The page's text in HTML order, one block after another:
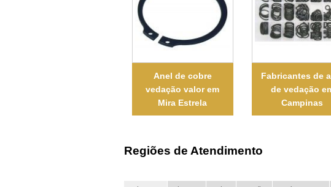
Anel de cobre
vedação valor em
Mira Estrela
Fabricantes de
de vedação
Campinas
Regiões de Atendimento